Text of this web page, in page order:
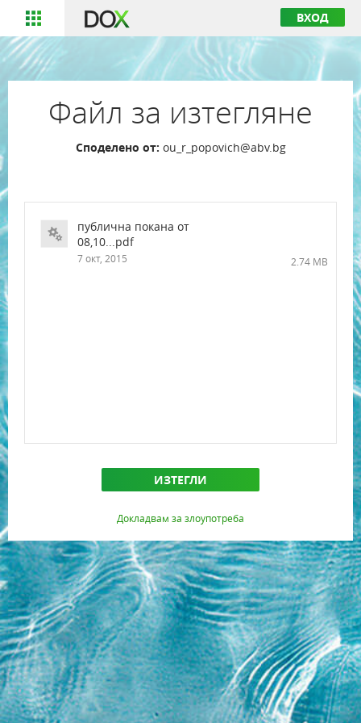
ВХОД
Файл за изтегляне
Споделено от: ou_r_popovich@abv.bg
публична покана от
08,10...pdf
7 окт, 2015 2.74 MB
ИЗТЕГЛИ
Докладвам за злоупотреба